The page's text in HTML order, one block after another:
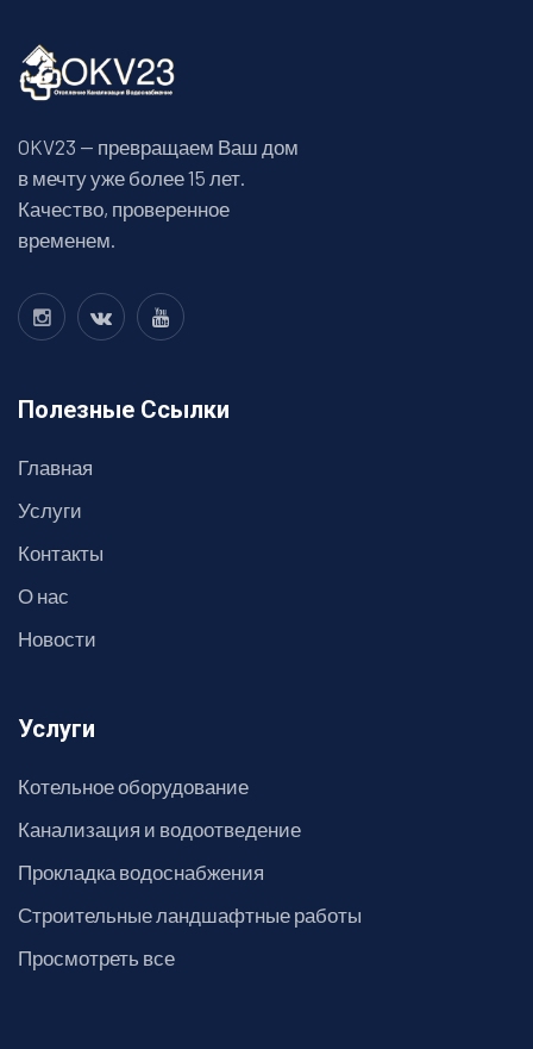
OKV23 — превращаем Ваш дом
в мечту уже более 15 лет.
Качество, проверенное
временем.
Полезные Ссылки
Главная
Услуги
Контакты
О нас
Новости
Услуги
Котельное оборудование
Канализация и водоотведение
Прокладка водоснабжения
Строительные ландшафтные работы
Просмотреть все